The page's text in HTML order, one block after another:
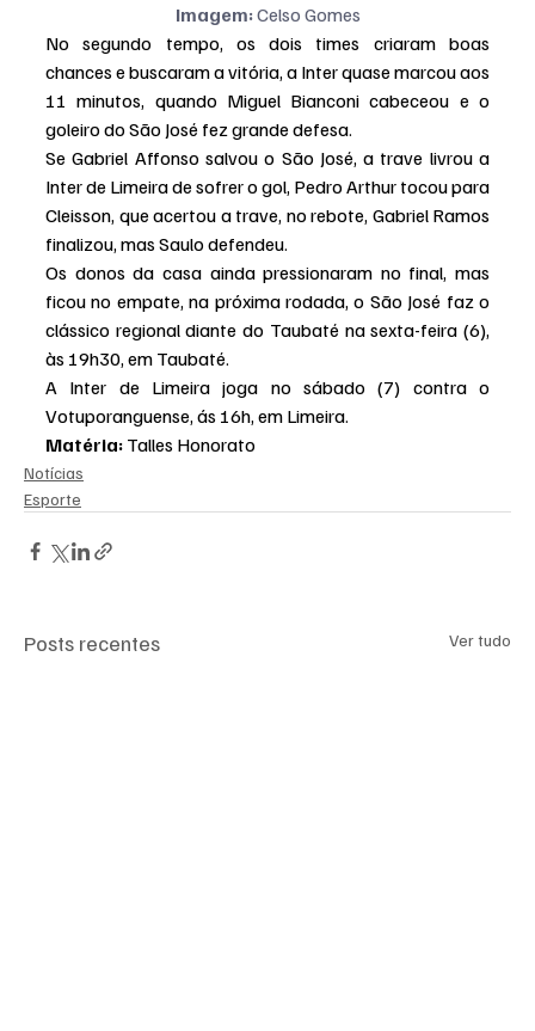
Imagem: Celso Gomes
No segundo tempo, os dois times criaram boas
chances e buscaram a vitória, a Inter quase marcou aos
11 minutos, quando Miguel Bianconi cabeceou e o
goleiro do São José fez grande defesa.
Se Gabriel Affonso salvou o São José, a trave livrou a
Inter de Limeira de sofrer o gol, Pedro Arthur tocou para
Cleisson, que acertou a trave, no rebote, Gabriel Ramos
finalizou, mas Saulo defendeu.
Os donos da casa ainda pressionaram no final, mas
ficou no empate, na próxima rodada, o São José faz o
clássico regional diante do Taubaté na sexta-feira (6),
às 19h30, em Taubaté.
A Inter de Limeira joga no sábado (7) contra o
Votuporanguense, ás 16h, em Limeira.
Matéria: Talles Honorato
Notícias
Esporte
Posts recentes Ver tudo